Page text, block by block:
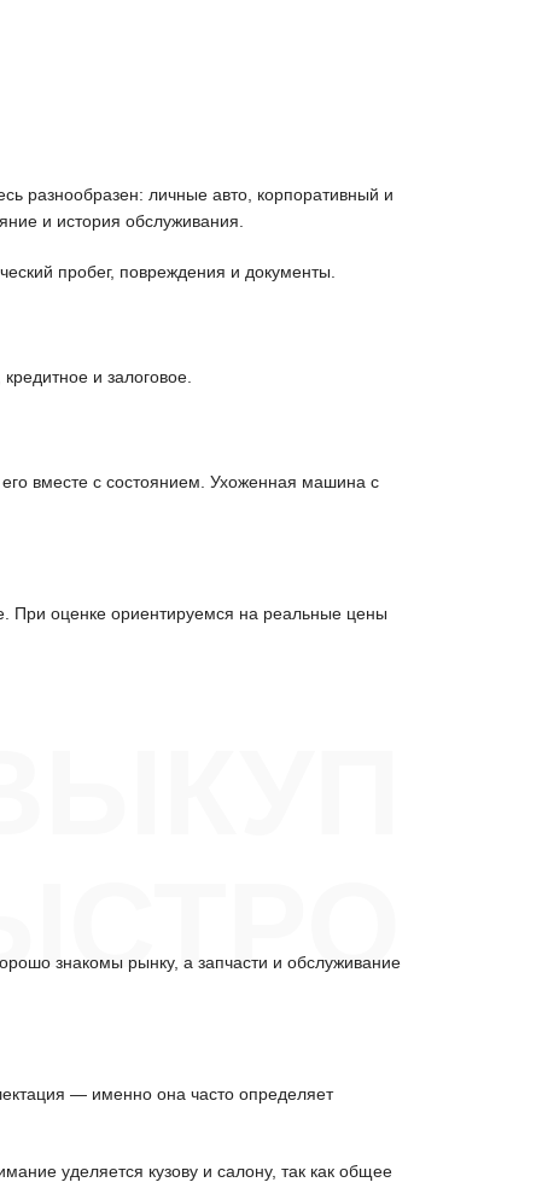
разнообразен: личные авто, корпоративный и
и история обслуживания.
пробег, повреждения и документы.
и залоговое.
вместе с состоянием. Ухоженная машина с
При оценке ориентируемся на реальные цены
знакомы рынку, а запчасти и обслуживание
— именно она часто определяет
уделяется кузову и салону, так как общее